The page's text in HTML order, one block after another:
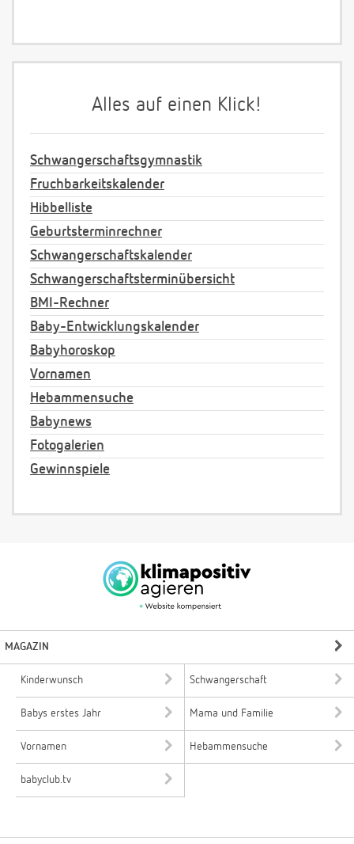
Alles auf einen Klick!
Schwangerschaftsgymnastik
Fruchbarkeitskalender
Hibbelliste
Geburtsterminrechner
Schwangerschaftskalender
Schwangerschaftsterminübersicht
BMI-Rechner
Baby-Entwicklungskalender
Babyhoroskop
Vornamen
Hebammensuche
Babynews
Fotogalerien
Gewinnspiele
MAGAZIN
Kinderwunsch Schwangerschaft
Babys erstes Jahr Mama und Familie
Vornamen Hebammensuche
babyclub.tv